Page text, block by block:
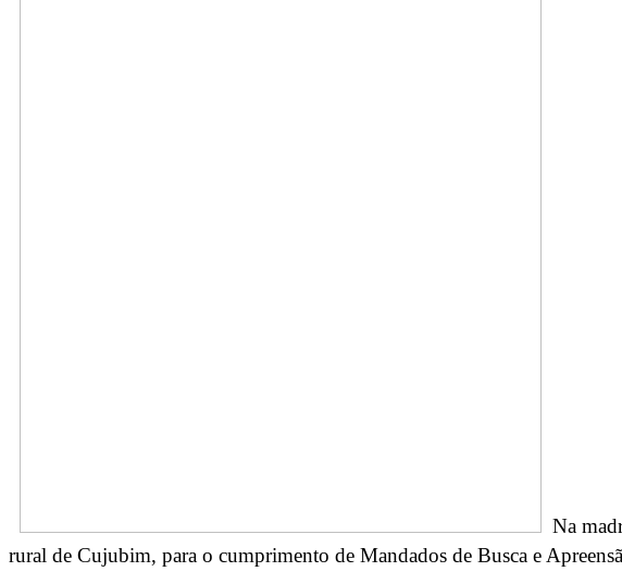
Na
rural de Cujubim, para o cumprimento de Mandados de Busca e